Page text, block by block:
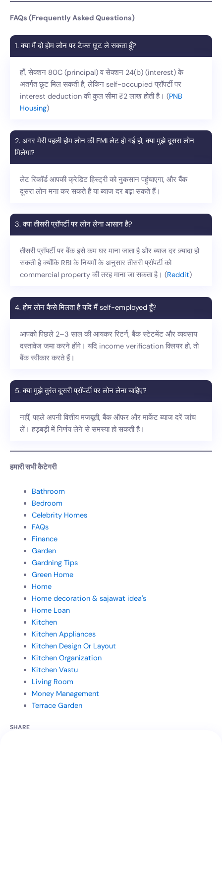
FAQs (Frequently Asked Questions)
1. क्या मैं दो होम लोन पर टैक्स छूट ले सकता हूँ?
हाँ, सेक्शन 80C (principal) व सेक्शन 24(b) (interest) के
अंतर्गत छूट मिल सकती है, लेकिन self-occupied प्रॉपर्टी पर
interest deduction की कुल सीमा ₹2 लाख होती है। (PNB
Housing)
2. अगर मेरी पहली होम लोन की EMI लेट हो गई हो, क्या मुझे दूसरा लोन
मिलेगा?
लेट रिकॉर्ड आपकी क्रेडिट हिस्ट्री को नुकसान पहुंचाएगा, और बैंक
दूसरा लोन मना कर सकते हैं या ब्याज दर बढ़ा सकते हैं।
3. क्या तीसरी प्रॉपर्टी पर लोन लेना आसान है?
तीसरी प्रॉपर्टी पर बैंक इसे कम घर माना जाता है और ब्याज दर ज़्यादा हो
सकती है क्योंकि RBI के नियमों के अनुसार तीसरी प्रॉपर्टी को
commercial property की तरह माना जा सकता है। (Reddit)
4. होम लोन कैसे मिलता है यदि मैं self-employed हूँ?
आपको पिछले 2–3 साल की आयकर रिटर्न, बैंक स्टेटमेंट और व्यवसाय
दस्तावेज जमा करने होंगे। यदि income verification क्लियर हो, तो
बैंक स्वीकार करते हैं।
5. क्या मुझे तुरंत दूसरी प्रॉपर्टी पर लोन लेना चाहिए?
नहीं, पहले अपनी वित्तीय मजबूती, बैंक ऑफर और मार्केट ब्याज दरें जांच
लें। हड़बड़ी में निर्णय लेने से समस्या हो सकती है।
हमारी सभी कैटेगरी
Bathroom
Bedroom
Celebrity Homes
FAQs
Finance
Garden
Gardning Tips
Green Home
Home
Home decoration & sajawat idea's
Home Loan
Kitchen
Kitchen Appliances
Kitchen Design Or Layout
Kitchen Organization
Kitchen Vastu
Living Room
Money Management
Terrace Garden
SHARE